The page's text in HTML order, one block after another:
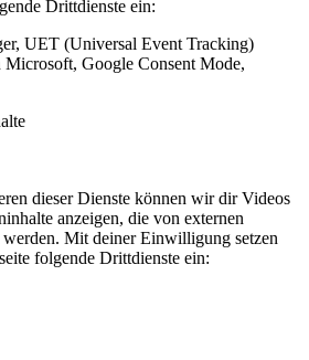
Drittdienste ein:
UET (Universal Event Tracking)
Google Consent Mode,
dieser Dienste können wir dir Videos
anzeigen, die von externen
werden. Mit deiner Einwilligung setzen
folgende Drittdienste ein: